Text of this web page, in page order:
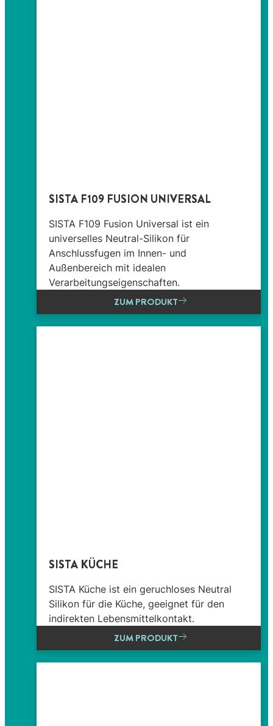
SISTA F109 FUSION UNIVERSAL
SISTA F109 Fusion Universal ist ein
universelles Neutral-Silikon für
Anschlussfugen im Innen- und
Außenbereich mit idealen
Verarbeitungseigenschaften.
ZUM PRODUKT
SISTA KÜCHE
SISTA Küche ist ein geruchloses Neutral
Silikon für die Küche, geeignet für den
indirekten Lebensmittelkontakt.
ZUM PRODUKT